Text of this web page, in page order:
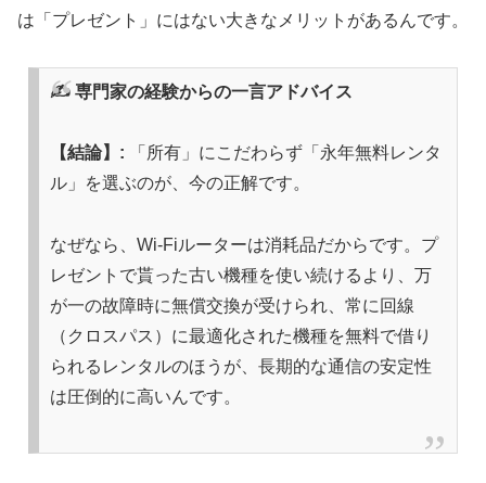
は「プレゼント」にはない大きなメリットがあるんです。
✍️ 専門家の経験からの一言アドバイス
【結論】: 「所有」にこだわらず「永年無料レンタ
ル」を選ぶのが、今の正解です。
なぜなら、Wi-Fiルーターは消耗品だからです。プ
レゼントで貰った古い機種を使い続けるより、万
が一の故障時に無償交換が受けられ、常に回線
（クロスパス）に最適化された機種を無料で借り
られるレンタルのほうが、長期的な通信の安定性
は圧倒的に高いんです。